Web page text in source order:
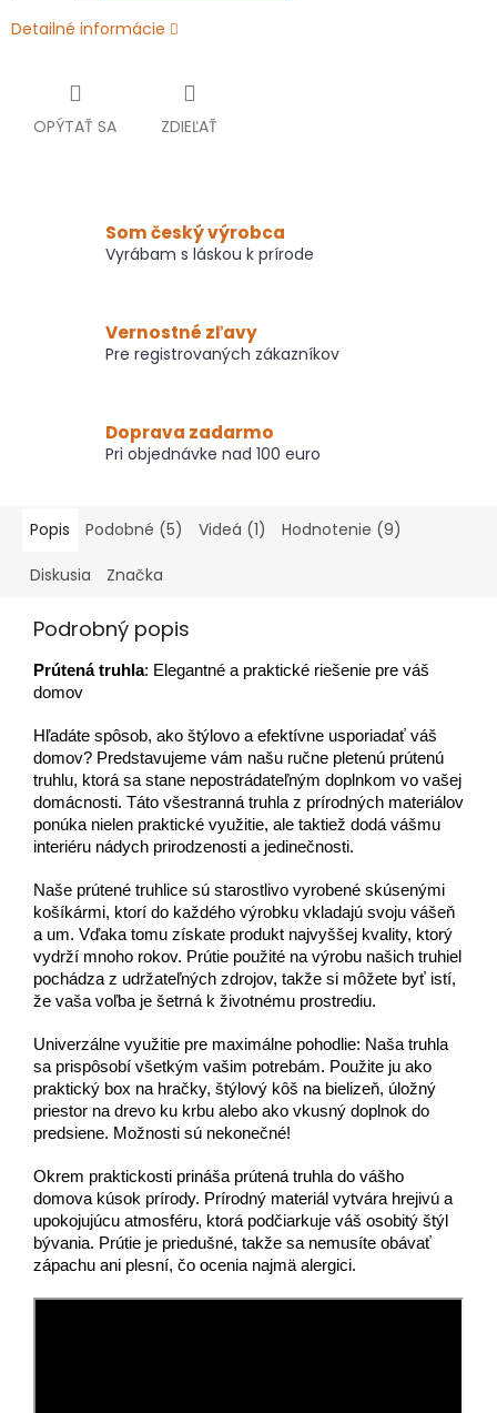
Detailné informácie
OPÝTAŤ SA ZDIEĽAŤ
Som český výrobca
Vyrábam s láskou k prírode
Vernostné zľavy
Pre registrovaných zákazníkov
Doprava zadarmo
Pri objednávke nad 100 euro
Popis Podobné (5) Videá (1) Hodnotenie (9)
Diskusia Značka
Podrobný popis
Prútená truhla: Elegantné a praktické riešenie pre váš
domov
Hľadáte spôsob, ako štýlovo a efektívne usporiadať váš
domov? Predstavujeme vám našu ručne pletenú prútenú
truhlu, ktorá sa stane nepostrádateľným doplnkom vo vašej
domácnosti. Táto všestranná truhla z prírodných materiálov
ponúka nielen praktické využitie, ale taktiež dodá vášmu
interiéru nádych prirodzenosti a jedinečnosti.
Naše prútené truhlice sú starostlivo vyrobené skúsenými
košíkármi, ktorí do každého výrobku vkladajú svoju vášeň
a um. Vďaka tomu získate produkt najvyššej kvality, ktorý
vydrží mnoho rokov. Prútie použité na výrobu našich truhiel
pochádza z udržateľných zdrojov, takže si môžete byť istí,
že vaša voľba je šetrná k životnému prostrediu.
Univerzálne využitie pre maximálne pohodlie: Naša truhla
sa prispôsobí všetkým vašim potrebám. Použite ju ako
praktický box na hračky, štýlový kôš na bielizeň, úložný
priestor na drevo ku krbu alebo ako vkusný doplnok do
predsiene. Možnosti sú nekonečné!
Okrem praktickosti prináša prútená truhla do vášho
domova kúsok prírody. Prírodný materiál vytvára hrejivú a
upokojujúcu atmosféru, ktorá podčiarkuje váš osobitý štýl
bývania. Prútie je priedušné, takže sa nemusíte obávať
zápachu ani plesní, čo ocenia najmä alergici.